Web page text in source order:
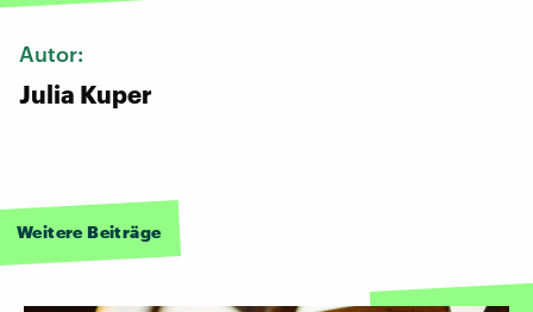
Autor:
Julia Kuper
Weitere Beiträge